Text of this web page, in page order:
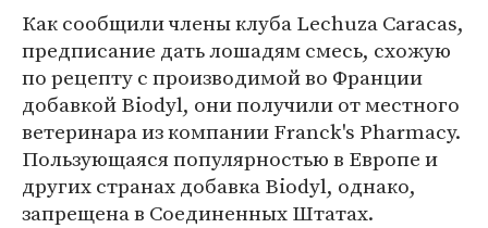
Как сообщили члены клуба Lechuza Caracas,
предписание дать лошадям смесь, схожую
по рецепту с производимой во Франции
добавкой Biodyl, они получили от местного
ветеринара из компании Franck's Pharmacy.
Пользующаяся популярностью в Европе и
других странах добавка Biodyl, однако,
запрещена в Соединенных Штатах.